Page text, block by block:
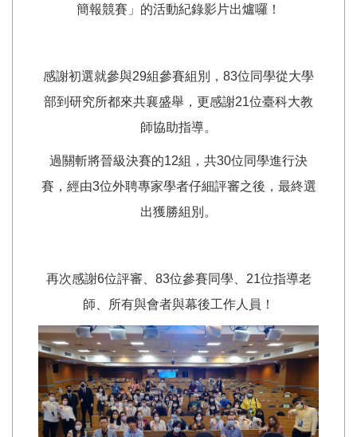
簡報競賽」的活動紀錄影片出爐囉！
感謝初選就參與29組參賽組別，83位同學從大學
部到研究所都來共襄盛舉，更感謝21位臺科大教
師協助指導。
過關斬將晉級決賽的12組，共30位同學進行決
賽，經由3位外聘專家學者仔細評審之後，最終選
出獲勝組別。
再次感謝6位評審、83位參賽同學、21位指導老
師、所有與會者與幕後工作人員！